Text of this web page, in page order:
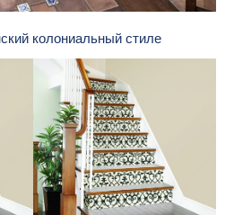
колониальный стиле